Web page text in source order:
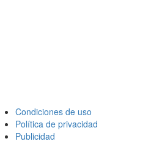
Condiciones de uso
Política de privacidad
Publicidad